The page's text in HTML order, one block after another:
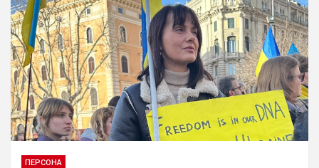
ПЕРСОНА